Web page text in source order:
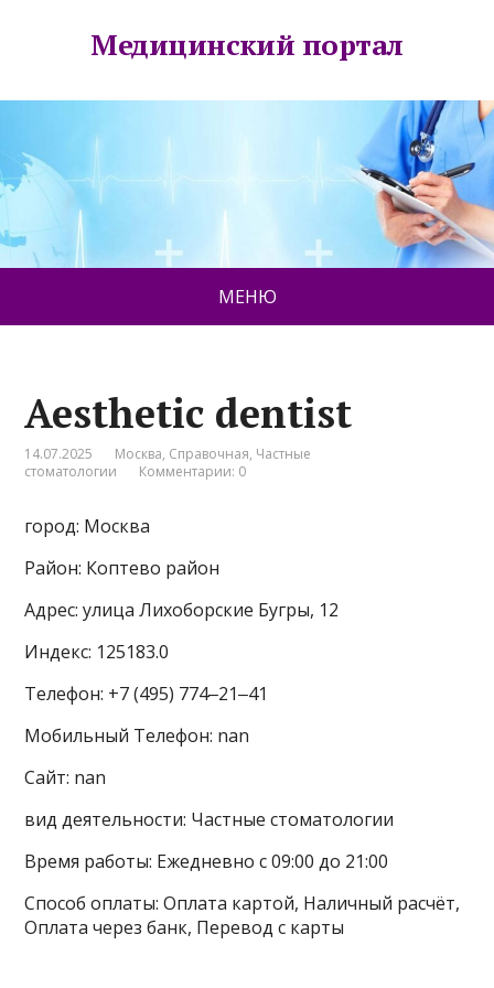
Медицинский портал
МЕНЮ
Aesthetic dentist
14.07.2025 Москва, Справочная, Частные
стоматологии
Комментарии: 0
город: Москва
Район: Коптево район
Адрес: улица Лихоборские Бугры, 12
Индекс: 125183.0
Телефон: +7 (495) 774‒21‒41
Мобильный Телефон: nan
Сайт: nan
вид деятельности: Частные стоматологии
Время работы: Ежедневно с 09:00 до 21:00
Способ оплаты: Оплата картой, Наличный расчёт,
Оплата через банк, Перевод с карты